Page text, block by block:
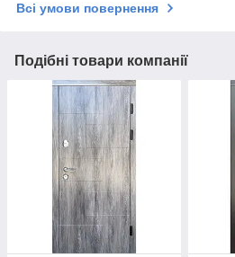
Всі умови повернення
Подібні товари компанії